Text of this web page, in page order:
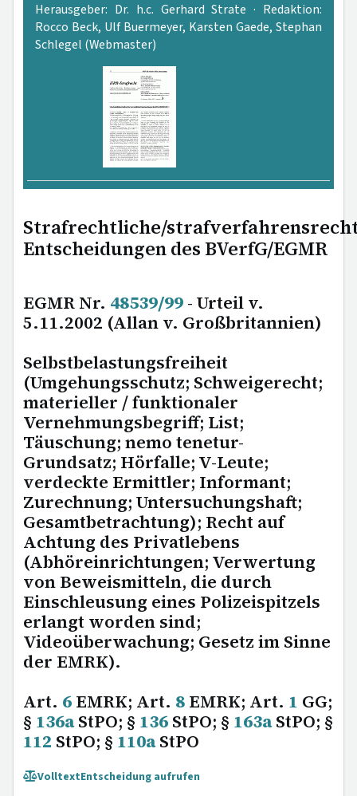
Herausgeber: Dr. h.c. Gerhard Strate · Redaktion:
Rocco Beck, Ulf Buermeyer, Karsten Gaede, Stephan
Schlegel (Webmaster)
Strafrechtliche/
Entscheidungen des BVerfG/EGMR
EGMR Nr. 48539/99 - Urteil v.
5.11.2002 (Allan v. Großbritannien)
Selbstbelastungsfreiheit
(Umgehungsschutz; Schweigerecht;
materieller / funktionaler
Vernehmungsbegriff; List;
Täuschung; nemo tenetur-
Grundsatz; Hörfalle; V-Leute;
verdeckte Ermittler; Informant;
Zurechnung; Untersuchungshaft;
Gesamtbetrachtung); Recht auf
Achtung des Privatlebens
(Abhöreinrichtungen; Verwertung
von Beweismitteln, die durch
Einschleusung eines Polizeispitzels
erlangt worden sind;
Videoüberwachung; Gesetz im Sinne
der EMRK).
Art. 6 EMRK; Art. 8 EMRK; Art. 1 GG;
§ 136aStPO; § 136 StPO; § 163aStPO; §
112 StPO; § 110aStPO
VolltextEntscheidung aufrufen